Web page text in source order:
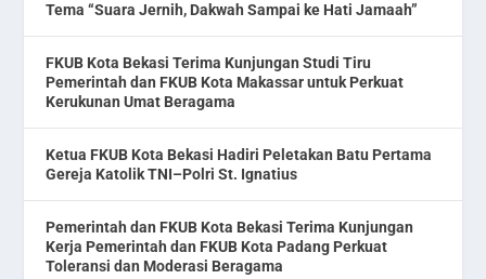
Tema “Suara Jernih, Dakwah Sampai ke Hati Jamaah”
FKUB Kota Bekasi Terima Kunjungan Studi Tiru
Pemerintah dan FKUB Kota Makassar untuk Perkuat
Kerukunan Umat Beragama
Ketua FKUB Kota Bekasi Hadiri Peletakan Batu Pertama
Gereja Katolik TNI–Polri St. Ignatius
Pemerintah dan FKUB Kota Bekasi Terima Kunjungan
Kerja Pemerintah dan FKUB Kota Padang Perkuat
Toleransi dan Moderasi Beragama